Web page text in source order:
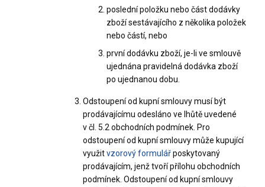
poslední položku nebo část dodávky
zboží sestávajícího z několika položek
nebo částí, nebo
první dodávku zboží, je-li ve smlouvě
ujednána pravidelná dodávka zboží
po ujednanou dobu.
Odstoupení od kupní smlouvy musí být
prodávajícímu odesláno ve lhůtě uvedené
v čl. 5.2 obchodních podmínek. Pro
odstoupení od kupní smlouvy může kupující
využitvzorový formulářposkytovaný
prodávajícím, jenž tvoří přílohu obchodních
podmínek. Odstoupení od kupní smlouvy